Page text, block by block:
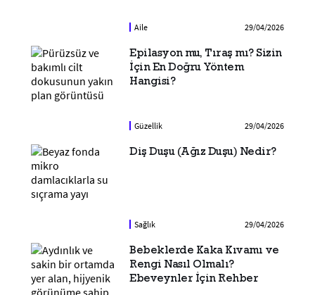
Aile 29/04/2026
Epilasyon mu, Tıraş mı? Sizin
İçin En Doğru Yöntem
Hangisi?
Güzellik 29/04/2026
Diş Duşu (Ağız Duşu) Nedir?
Sağlık 29/04/2026
Bebeklerde Kaka Kıvamı ve
Rengi Nasıl Olmalı?
Ebeveynler İçin Rehber